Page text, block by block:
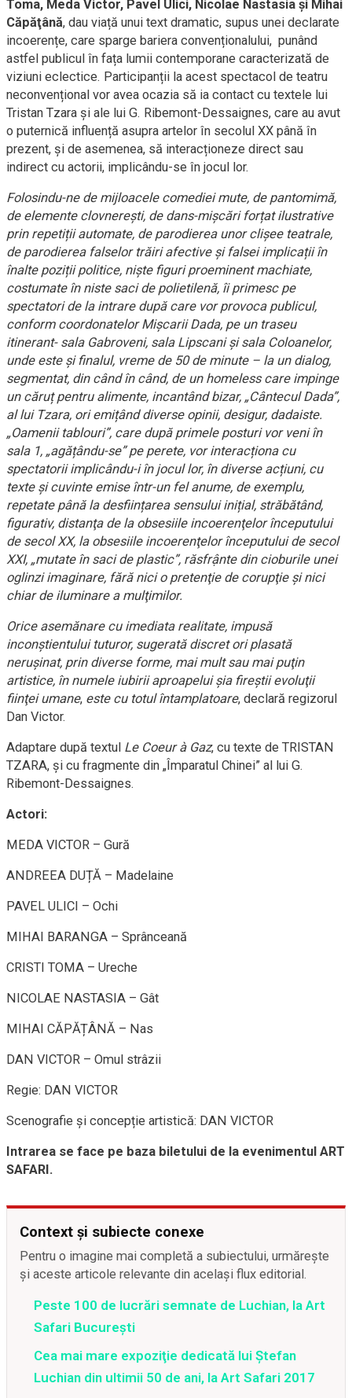
Toma, Meda Victor, Pavel Ulici, Nicolae Nastasia și Mihai
Căpăţână, dau viață unui text dramatic, supus unei declarate
incoerențe, care sparge bariera convenționalului, punând
astfel publicul în fața lumii contemporane caracterizată de
viziuni eclectice. Participanții la acest spectacol de teatru
neconvențional vor avea ocazia să ia contact cu textele lui
Tristan Tzara și ale lui G. Ribemont-Dessaignes, care au avut
o puternică influență asupra artelor în secolul XX până în
prezent, și de asemenea, să interacționeze direct sau
indirect cu actorii, implicându-se în jocul lor.
Folosindu-ne de mijloacele comediei mute, de pantomimă,
de elemente clovnerești, de dans-mișcări forțat ilustrative
prin repetiții automate, de parodierea unor clișee teatrale,
de parodierea falselor trăiri afective și falsei implicații în
înalte poziții politice, niște figuri proeminent machiate,
costumate în niste saci de polietilenă, îi primesc pe
spectatori de la intrare după care vor provoca publicul,
conform coordonatelor Mişcarii Dada, pe un traseu
itinerant- sala Gabroveni, sala Lipscani și sala Coloanelor,
unde este și finalul, vreme de 50 de minute – la un dialog,
segmentat, din când în când, de un homeless care impinge
un căruț pentru alimente, incantând bizar, „Cântecul Dada”,
al lui Tzara, ori emițând diverse opinii, desigur, dadaiste.
„Oamenii tablouri”, care după primele posturi vor veni în
sala 1, „agățându-se” pe perete, vor interacționa cu
spectatorii implicându-i în jocul lor, în diverse acțiuni, cu
texte și cuvinte emise într-un fel anume, de exemplu,
repetate până la desființarea sensului inițial, străbătând,
figurativ, distanţa de la obsesiile incoerenţelor începutului
de secol XX, la obsesiile incoerenţelor începutului de secol
XXI, „mutate în saci de plastic”, răsfrậnte din cioburile unei
oglinzi imaginare, fără nici o pretenţie de corupţie şi nici
chiar de iluminare a mulţimilor.
Orice asemănare cu imediata realitate, impusă
inconştientului tuturor, sugerată discret ori plasată
neruşinat, prin diverse forme, mai mult sau mai puţin
artistice, în numele iubirii aproapelui şia fireştii evoluţii
fiinţei umane, este cu totul întamplatoare, declară regizorul
Dan Victor.
Adaptare după textul Le Coeur à Gaz, cu texte de TRISTAN
TZARA, şi cu fragmente din „Împaratul Chinei” al lui G.
Ribemont-Dessaignes.
Actori:
MEDA VICTOR – Gură
ANDREEA DUȚĂ – Madelaine
PAVEL ULICI – Ochi
MIHAI BARANGA – Sprânceană
CRISTI TOMA – Ureche
NICOLAE NASTASIA – Gât
MIHAI CĂPĂȚÂNĂ – Nas
DAN VICTOR – Omul strâzii
Regie: DAN VICTOR
Scenografie și concepție artistică: DAN VICTOR
Intrarea se face pe baza biletului de la evenimentul ART
SAFARI.
Context și subiecte conexe
Pentru o imagine mai completă a subiectului, urmărește
și aceste articole relevante din același flux editorial.
Peste 100 de lucrări semnate de Luchian, la Art
Safari București
Cea mai mare expoziţie dedicată lui Ştefan
Luchian din ultimii 50 de ani, la Art Safari 2017